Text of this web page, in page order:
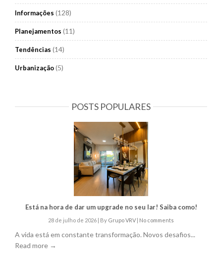
Informações (128)
Planejamentos (11)
Tendências (14)
Urbanização(5)
POSTS POPULARES
Está na hora de dar um upgrade no seu lar! Saiba como!
28 de julho de 2026 | By Grupo VRV| No comments
A vida está em constante transformação. Novos desafios...
Read more →